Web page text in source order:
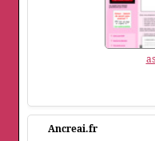
Ancreai.fr